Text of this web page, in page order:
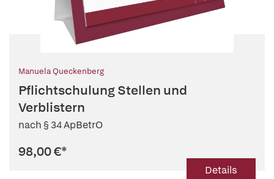
Manuela Queckenberg
Pflichtschulung Stellen und
Verblistern
nach § 34 ApBetrO
98,00 €*
Details